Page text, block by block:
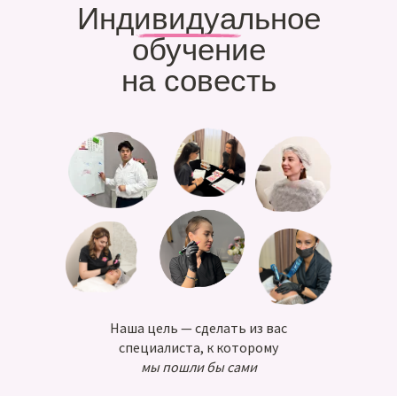
Индивидуальное
обучение
на совесть
Наша цель — сделать из вас
специалиста, к которому
мы пошли бы сами